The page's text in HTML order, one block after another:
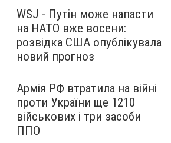
WSJ - Путін може напасти
на НАТО вже восени:
розвідка США опублікувала
новий прогноз
Армія РФ втратила на війні
проти України ще 1210
військових і три засоби
ППО